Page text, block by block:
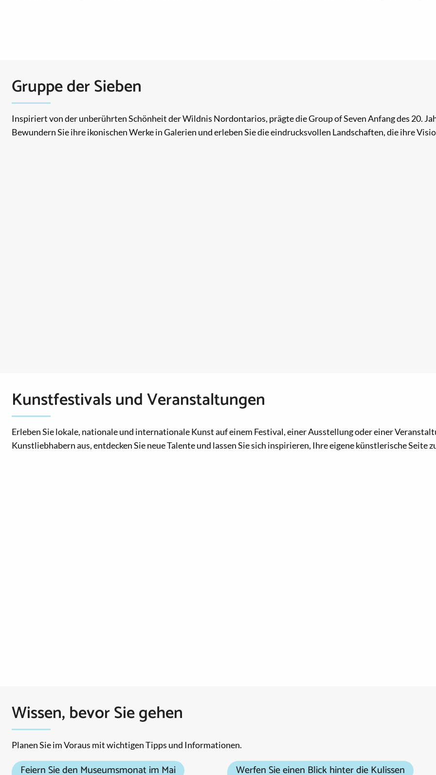
Gruppe der Sieben
Inspiriert von der unberührten Schönheit der Wildnis Nordontarios, prägte die Group of Seven Anfang des 20.
Bewundern Sie ihre ikonischen Werke in Galerien und erleben Sie die eindrucksvollen Landschaften, die ihre
Kunstfestivals und Veranstaltungen
Erleben Sie lokale, nationale und internationale Kunst auf einem Festival, einer Ausstellung oder einer
Kunstliebhabern aus, entdecken Sie neue Talente und lassen Sie sich inspirieren, Ihre eigene künstlerische Seite
Wissen, bevor Sie gehen
Planen Sie im Voraus mit wichtigen Tipps und Informationen.
Feiern Sie den Museumsmonat im Mai Werfen Sie einen Blick hinter die Kulissen